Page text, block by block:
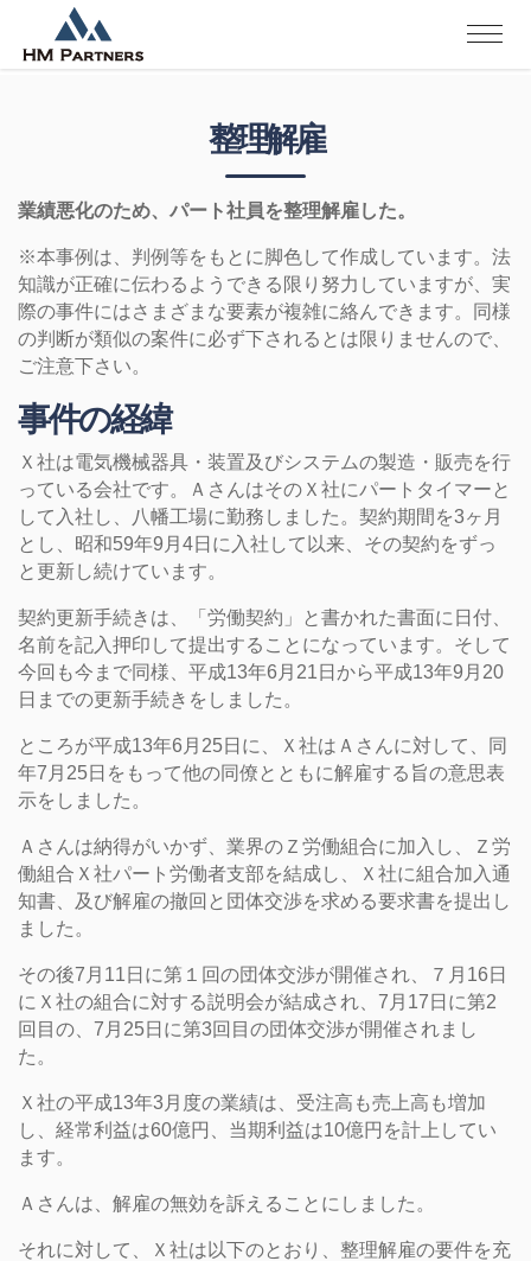
整理解雇
業績悪化のため、パート社員を整理解雇した。
※本事例は、判例等をもとに脚色して作成しています。法
知識が正確に伝わるようできる限り努力していますが、実
際の事件にはさまざまな要素が複雑に絡んできます。同様
の判断が類似の案件に必ず下されるとは限りませんので、
ご注意下さい。
事件の経緯
Ｘ社は電気機械器具・装置及びシステムの製造・販売を行
っている会社です。ＡさんはそのＸ社にパートタイマーと
して入社し、八幡工場に勤務しました。契約期間を3ヶ月
とし、昭和59年9月4日に入社して以来、その契約をずっ
と更新し続けています。
契約更新手続きは、「労働契約」と書かれた書面に日付、
名前を記入押印して提出することになっています。そして
今回も今まで同様、平成13年6月21日から平成13年9月20
日までの更新手続きをしました。
ところが平成13年6月25日に、Ｘ社はＡさんに対して、同
年7月25日をもって他の同僚とともに解雇する旨の意思表
示をしました。
Ａさんは納得がいかず、業界のＺ労働組合に加入し、Ｚ労
働組合Ｘ社パート労働者支部を結成し、Ｘ社に組合加入通
知書、及び解雇の撤回と団体交渉を求める要求書を提出し
ました。
その後7月11日に第１回の団体交渉が開催され、７月16日
にＸ社の組合に対する説明会が結成され、7月17日に第2
回目の、7月25日に第3回目の団体交渉が開催されまし
た。
Ｘ社の平成13年3月度の業績は、受注高も売上高も増加
し、経常利益は60億円、当期利益は10億円を計上してい
ます。
Ａさんは、解雇の無効を訴えることにしました。
それに対して、Ｘ社は以下のとおり、整理解雇の要件を充